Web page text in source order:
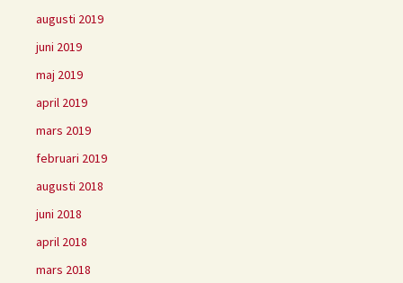
augusti 2019
juni 2019
maj 2019
april 2019
mars 2019
februari 2019
augusti 2018
juni 2018
april 2018
mars 2018